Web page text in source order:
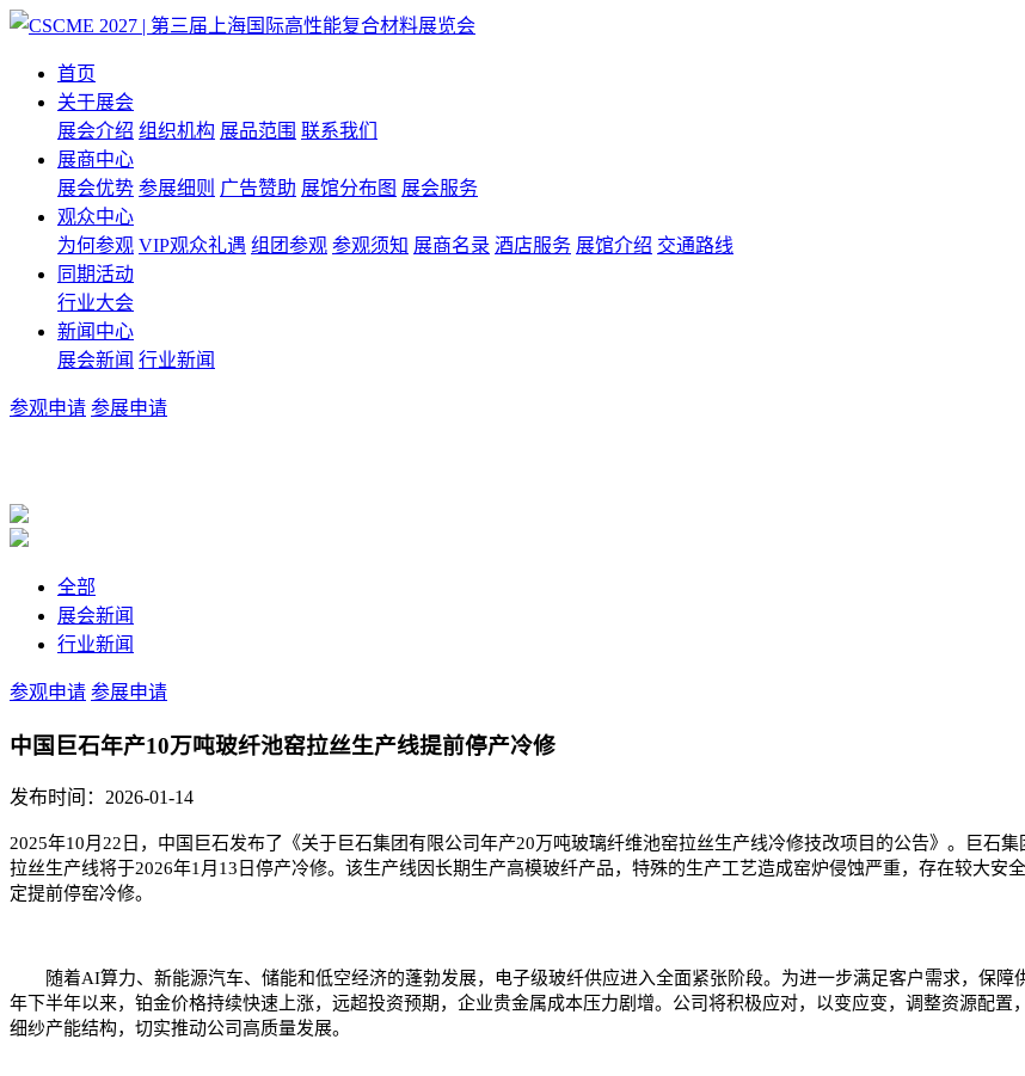
首页
关于展会
展会介绍 组织机构 展品范围 联系我们
展商中心
展会优势 参展细则 广告赞助 展馆分布图 展会服务
观众中心
为何参观 VIP观众礼遇 组团参观 参观须知 展商名录 酒店服务 展馆介绍 交通路线
同期活动
行业大会
新闻中心
展会新闻 行业新闻
参观申请 参展申请
全部
展会新闻
行业新闻
参观申请 参展申请
中国巨石年产10万吨玻纤池窑拉丝生产线提前停产冷修
发布时间：2026-01-14
2025年10月22日，中国巨石发布了《关于巨石集团有限公司年产20万吨玻璃纤维池窑拉丝生产线冷修技改项目的公告》。巨
拉丝生产线将于2026年1月13日停产冷修。该生产线因长期生产高模玻纤产品，特殊的生产工艺造成窑炉侵蚀严重，存在较大
定提前停窑冷修。
随着AI算力、新能源汽车、储能和低空经济的蓬勃发展，电子级玻纤供应进入全面紧张阶段。为进一步满足客户需求，保障
年下半年以来，铂金价格持续快速上涨，远超投资预期，企业贵金属成本压力剧增。公司将积极应对，以变应变，调整资源配
细纱产能结构，切实推动公司高质量发展。